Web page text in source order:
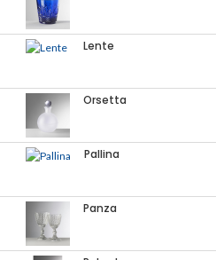
Lente
Orsetta
Pallina
Panza